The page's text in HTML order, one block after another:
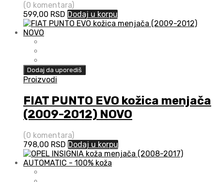
(0 komentara)
599,00 RSD Dodaj u korpu
Dodaj da uporediš
Proizvodi
FIAT PUNTO EVO kožica menjača
(2009-2012) NOVO
(0 komentara)
798,00 RSD Dodaj u korpu